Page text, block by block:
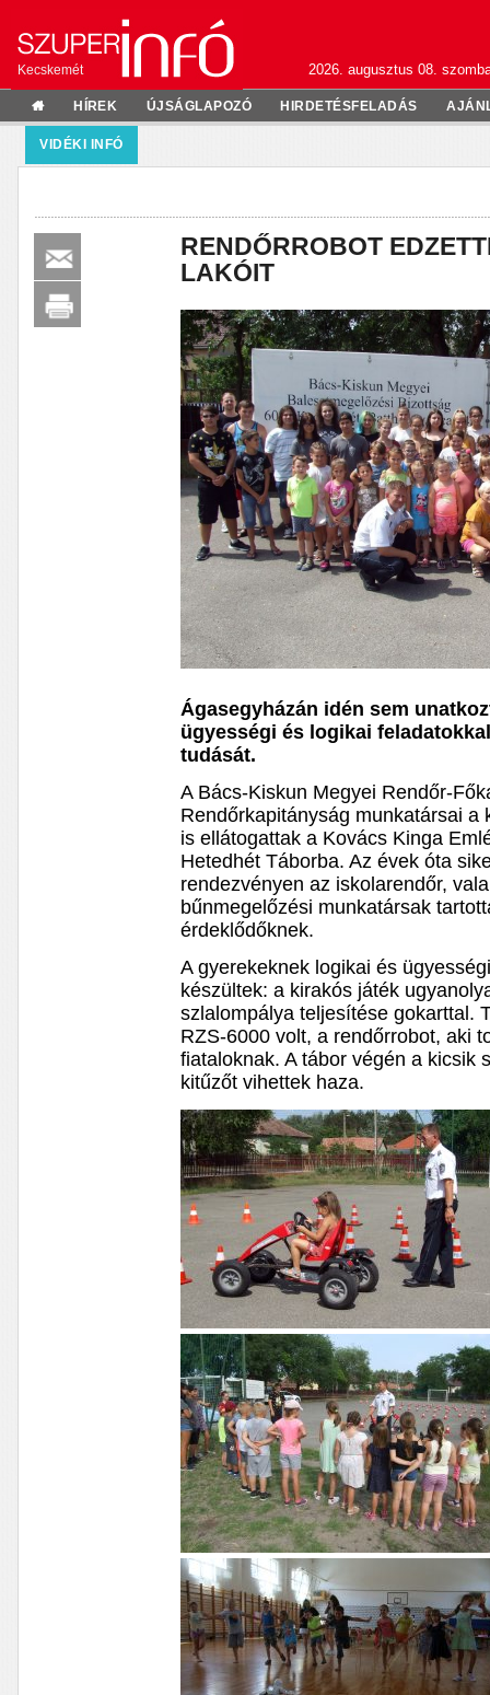
Kecskemét 2026. augusztus 08.
HÍREK ÚJSÁGLAPOZÓ HIRDETÉSFELADÁS
VIDÉKI INFÓ
RENDŐRROBOT
LAKÓIT
Ágasegyházán idén sem
ügyességi és logikai
tudását.
A Bács-Kiskun Megyei Rendőr-
Rendőrkapitányság munkatársai
is ellátogattak a Kovács Kinga
Hetedhét Táborba. Az évek óta
rendezvényen az iskolarendőr,
bűnmegelőzési munkatársak
érdeklődőknek.
A gyerekeknek logikai és
készültek: a kirakós játék
szlalompálya teljesítése gokarttal.
RZS-6000 volt, a rendőrrobot, aki
fiataloknak. A tábor végén a kicsik
kitűzőt vihettek haza.